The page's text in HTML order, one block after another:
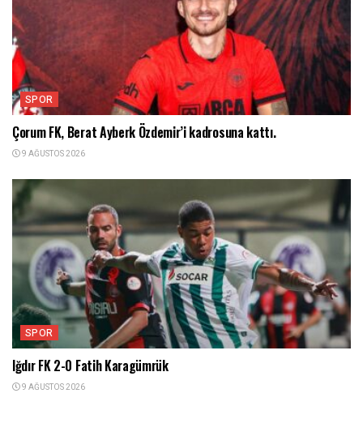
SPOR
Çorum FK, Berat Ayberk Özdemir’i kadrosuna kattı.
9 AĞUSTOS 2026
SPOR
Iğdır FK 2-0 Fatih Karagümrük
9 AĞUSTOS 2026